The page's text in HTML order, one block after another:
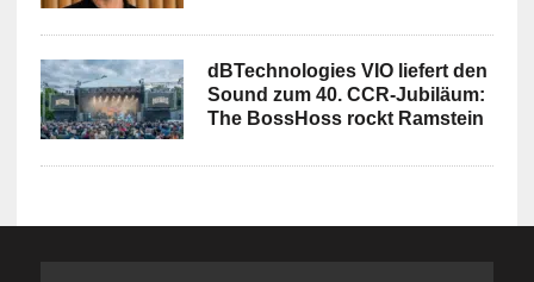
dBTechnologies VIO liefert den
Sound zum 40. CCR-Jubiläum:
The BossHoss rockt Ramstein